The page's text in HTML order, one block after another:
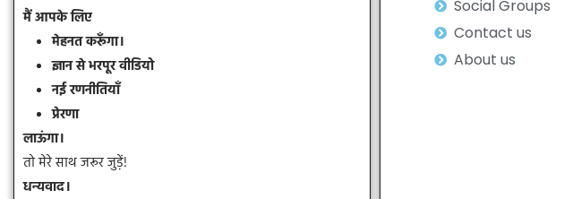
मैं आपके लिए
मेहनत करूँगा।
ज्ञान से भरपूर वीडियो
नई रणनीतियाँ
प्रेरणा
लाऊंगा।
तो मेरे साथ जरूर जुड़ें!
धन्यवाद।
Social Groups
Contact us
About us